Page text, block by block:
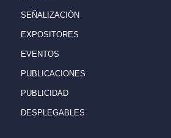
SEÑALIZACIÓN
EXPOSITORES
EVENTOS
PUBLICACIONES
PUBLICIDAD
DESPLEGABLES